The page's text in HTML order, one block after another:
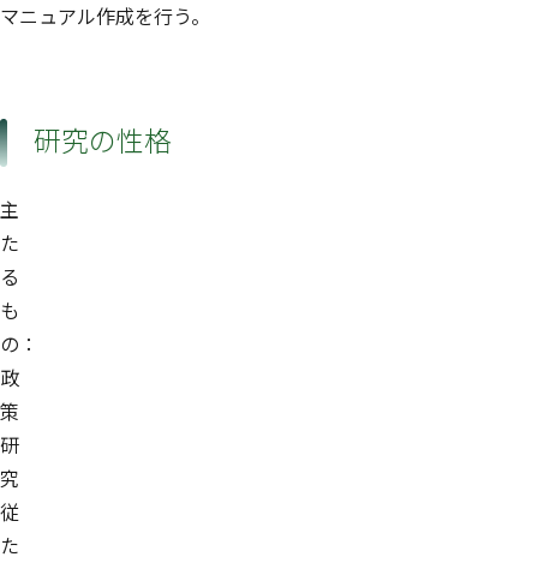
マニュアル作成を行う。
研究の性格
主
た
る
も
の：
政
策
研
究
従
た